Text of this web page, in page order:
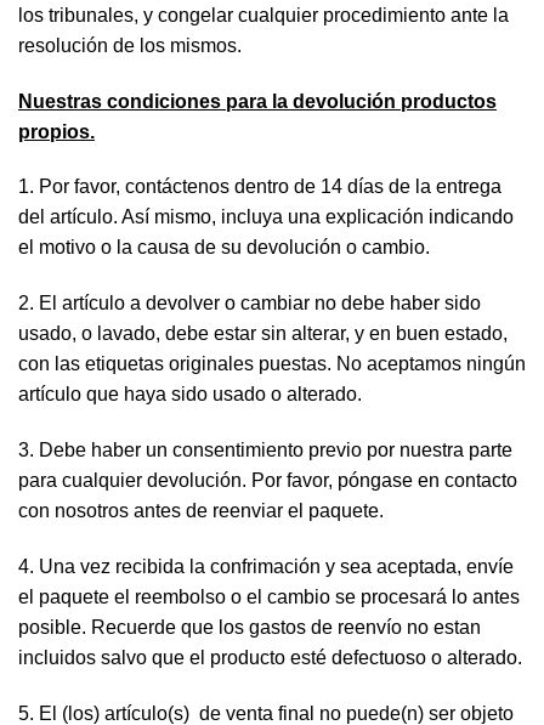
los tribunales, y congelar cualquier procedimiento ante la
resolución de los mismos.
Nuestras condiciones para la devolución productos
propios.
1. Por favor, contáctenos dentro de 14 días de la entrega
del artículo. Así mismo, incluya una explicación indicando
el motivo o la causa de su devolución o cambio.
2. El artículo a devolver o cambiar no debe haber sido
usado, o lavado, debe estar sin alterar, y en buen estado,
con las etiquetas originales puestas. No aceptamos ningún
artículo que haya sido usado o alterado.
3. Debe haber un consentimiento previo por nuestra parte
para cualquier devolución. Por favor, póngase en contacto
con nosotros antes de reenviar el paquete.
4. Una vez recibida la confrimación y sea aceptada, envíe
el paquete el reembolso o el cambio se procesará lo antes
posible. Recuerde que los gastos de reenvío no estan
incluidos salvo que el producto esté defectuoso o alterado.
5. El (los) artículo(s) de venta final no puede(n) ser objeto